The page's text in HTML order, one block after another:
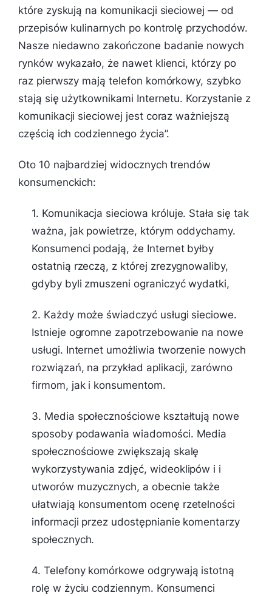
które zyskują na komunikacji sieciowej — od
przepisów kulinarnych po kontrolę przychodów.
Nasze niedawno zakończone badanie nowych
rynków wykazało, że nawet klienci, którzy po
raz pierwszy mają telefon komórkowy, szybko
stają się użytkownikami Internetu. Korzystanie z
komunikacji sieciowej jest coraz ważniejszą
częścią ich codziennego życia”.
Oto 10 najbardziej widocznych trendów
konsumenckich:
1. Komunikacja sieciowa króluje. Stała się tak
ważna, jak powietrze, którym oddychamy.
Konsumenci podają, że Internet byłby
ostatnią rzeczą, z której zrezygnowaliby,
gdyby byli zmuszeni ograniczyć wydatki,
2. Każdy może świadczyć usługi sieciowe.
Istnieje ogromne zapotrzebowanie na nowe
usługi. Internet umożliwia tworzenie nowych
rozwiązań, na przykład aplikacji, zarówno
firmom, jak i konsumentom.
3. Media społecznościowe kształtują nowe
sposoby podawania wiadomości. Media
społecznościowe zwiększają skalę
wykorzystywania zdjęć, wideoklipów i i
utworów muzycznych, a obecnie także
ułatwiają konsumentom ocenę rzetelności
informacji przez udostępnianie komentarzy
społecznych.
4. Telefony komórkowe odgrywają istotną
rolę w życiu codziennym. Konsumenci